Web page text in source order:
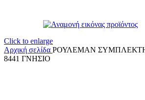
Click to enlarge
Αρχική σελίδα ΡΟΥΛΕΜΑΝ ΣΥΜΠΛΕΚΤΗ
8441 ΓΝΗΣΙΟ